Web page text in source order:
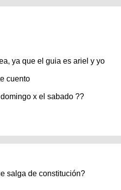
ya que el guia es ariel y yo
cuento
x el sabado ??
salga de constitución?